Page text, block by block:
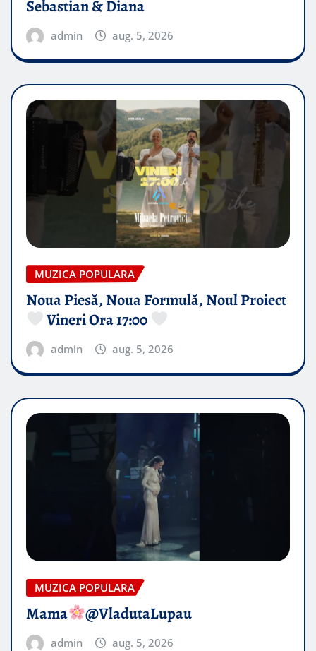
Sebastian & Diana
admin aug. 5, 2026
MUZICA POPULARA
Noua Piesă, Noua Formulă, Noul Proiect
Vineri Ora 17:00
admin aug. 5, 2026
MUZICA POPULARA
Mama @VladutaLupau
admin aug. 5, 2026